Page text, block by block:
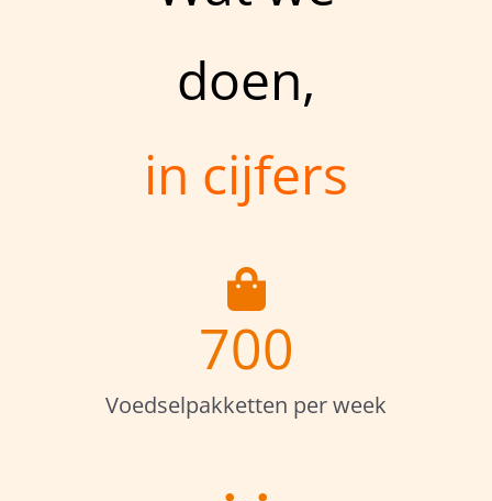
doen,
in cijfers
700
Voedselpakketten per week